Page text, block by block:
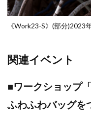
《Work23-S》(部分
関連イベント
■ワークショップ
ふわふわバッグを